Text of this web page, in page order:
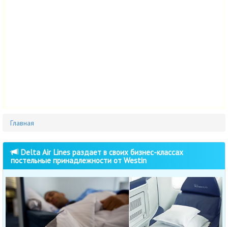
Главная
Delta Air Lines раздает в своих бизнес-классах
постельные принадлежности от Westin